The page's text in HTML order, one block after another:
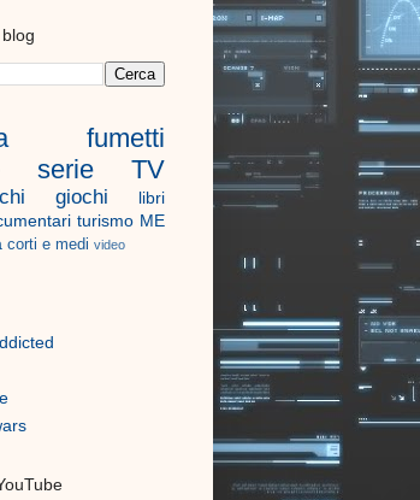
fumetti
serie TV
giochi
libri
turismo ME
corti e medi video